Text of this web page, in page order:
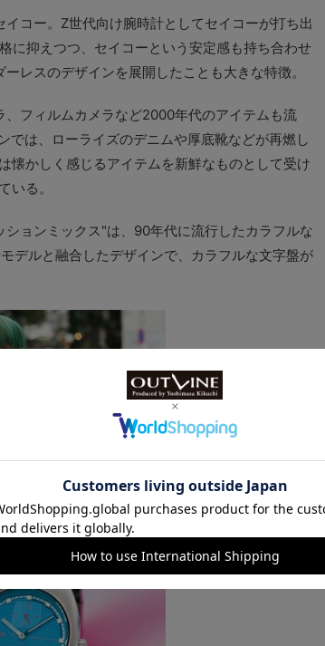
コー。Z世代向け腕時計としてセイコーが打ち出
に抑えつつ、セイコーという安定感も持ち合わせ
レスのデザインを展開したことも大きな特徴。
フィルムカメラなど2000年代のアイテムも流
では、ローライズのデニムや厚底靴などが再燃し
懐かしく感じるアイテムを新鮮なものとして受け
いる。
ョンミックス"は、90年代に流行したカラフルな
デルと融合したデザインで、カラフルな文字盤が
シャルムービー出演者）